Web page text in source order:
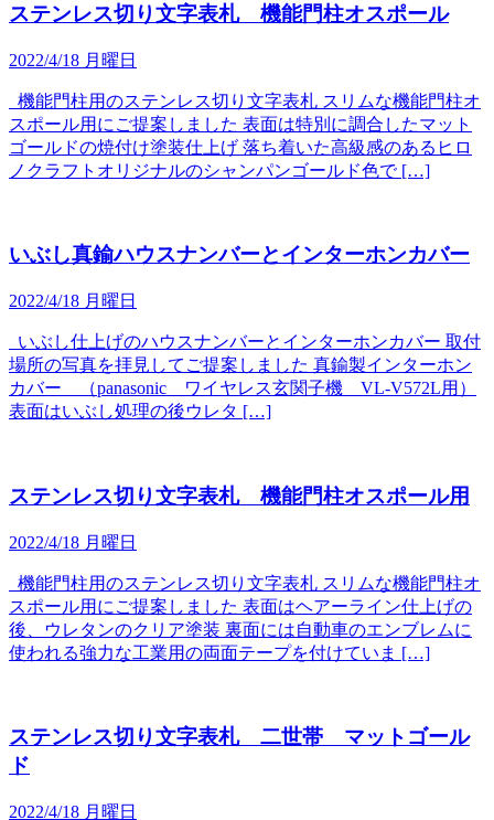
ステンレス切り文字表札 機能門柱オスポール
2022/4/18 月曜日
機能門柱用のステンレス切り文字表札 スリムな機能門柱オ
スポール用にご提案しました 表面は特別に調合したマット
ゴールドの焼付け塗装仕上げ 落ち着いた高級感のあるヒロ
ノクラフトオリジナルのシャンパンゴールド色で […]
いぶし真鍮ハウスナンバーとインターホンカバー
2022/4/18 月曜日
いぶし仕上げのハウスナンバーとインターホンカバー 取付
場所の写真を拝見してご提案しました 真鍮製インターホン
カバー （panasonic ワイヤレス玄関子機 VL-V572L用）
表面はいぶし処理の後ウレタ […]
ステンレス切り文字表札 機能門柱オスポール用
2022/4/18 月曜日
機能門柱用のステンレス切り文字表札 スリムな機能門柱オ
スポール用にご提案しました 表面はヘアーライン仕上げの
後、ウレタンのクリア塗装 裏面には自動車のエンブレムに
使われる強力な工業用の両面テープを付けていま […]
ステンレス切り文字表札 二世帯 マットゴール
ド
2022/4/18 月曜日